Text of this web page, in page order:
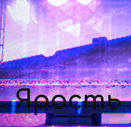
Ярость